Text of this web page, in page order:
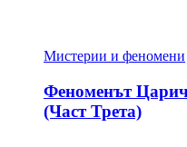
Мистерии и феномени
Феноменът
(Част Трета)